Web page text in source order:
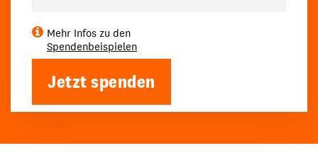
Mehr Infos zu den
Spendenbeispielen
Jetzt spenden